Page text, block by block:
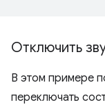
Отключить
В этом примере
переключать